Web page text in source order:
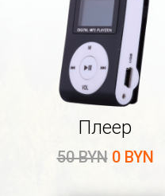
50 BYN 0 BYN
Плеер